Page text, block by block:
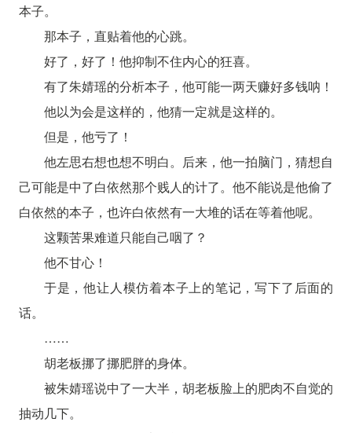
本子。
那本子，直贴着他的心跳。
好了，好了！他抑制不住内心的狂喜。
有了朱婧瑶的分析本子，他可能一两天赚好多钱呐！
他以为会是这样的，他猜一定就是这样的。
但是，他亏了！
他左思右想也想不明白。后来，他一拍脑门，猜想自
己可能是中了白依然那个贱人的计了。他不能说是他偷了
白依然的本子，也许白依然有一大堆的话在等着他呢。
这颗苦果难道只能自己咽了？
他不甘心！
于是，他让人模仿着本子上的笔记，写下了后面的
话。
……
胡老板挪了挪肥胖的身体。
被朱婧瑶说中了一大半，胡老板脸上的肥肉不自觉的
抽动几下。